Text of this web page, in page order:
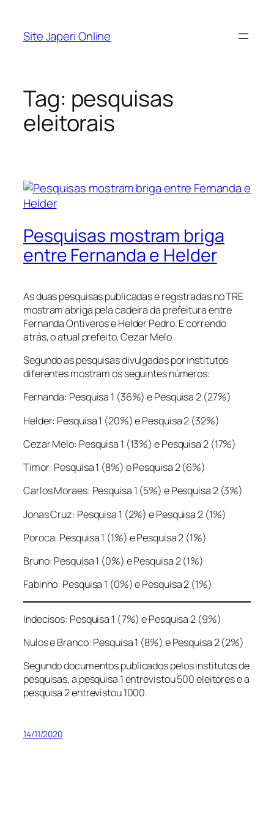
Site Japeri Online
Tag: pesquisas
eleitorais
Pesquisas mostram briga
entre Fernanda e Helder
As duas pesquisas publicadas e registradas no TRE
mostram abriga pela cadeira da prefeitura entre
Fernanda Ontiveros e Helder Pedro. E correndo
atrás, o atual prefeito, Cezar Melo.
Segundo as pesquisas divulgadas por institutos
diferentes mostram os seguintes números:
Fernanda: Pesquisa 1 (36%) e Pesquisa 2 (27%)
Helder: Pesquisa 1 (20%) e Pesquisa 2 (32%)
Cezar Melo: Pesquisa 1 (13%) e Pesquisa 2 (17%)
Timor: Pesquisa 1 (8%) e Pesquisa 2 (6%)
Carlos Moraes: Pesquisa 1 (5%) e Pesquisa 2 (3%)
Jonas Cruz: Pesquisa 1 (2%) e Pesquisa 2 (1%)
Poroca: Pesquisa 1 (1%) e Pesquisa 2 (1%)
Bruno: Pesquisa 1 (0%) e Pesquisa 2 (1%)
Fabinho: Pesquisa 1 (0%) e Pesquisa 2 (1%)
Indecisos: Pesquisa 1 (7%) e Pesquisa 2 (9%)
Nulos e Branco: Pesquisa 1 (8%) e Pesquisa 2 (2%)
Segundo documentos publicados pelos institutos de
pesquisas, a pesquisa 1 entrevistou 500 eleitores e a
pesquisa 2 entrevistou 1000.
14/11/2020